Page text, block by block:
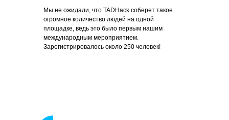
Мы не ожидали, что TADHack соберет такое
огромное количество людей на одной
площадке, ведь это было первым нашим
международным мероприятием.
Зарегистрировалось около 250 человек!